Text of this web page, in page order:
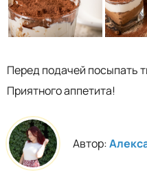
Перед подачей посыпать
Приятного аппетита!
Автор: